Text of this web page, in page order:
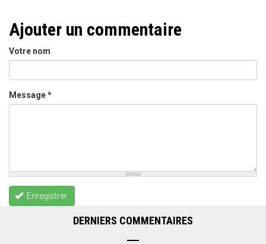
Ajouter un commentaire
Votre nom
Message*
Enregistrer
DERNIERS COMMENTAIRES